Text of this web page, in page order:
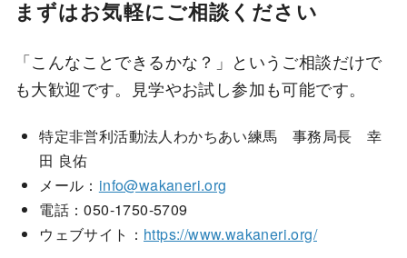
まずはお気軽にご相談ください
「こんなことできるかな？」というご相談だけで
も大歓迎です。見学やお試し参加も可能です。
特定非営利活動法人わかちあい練馬 事務局長 幸
田 良佑
メール： info@wakaneri.org
電話：050-1750-5709
ウェブサイト： https://www.wakaneri.org/